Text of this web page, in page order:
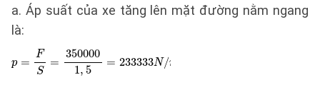
a. Áp suất của xe tăng lên mặt đường nằm ngang
là: